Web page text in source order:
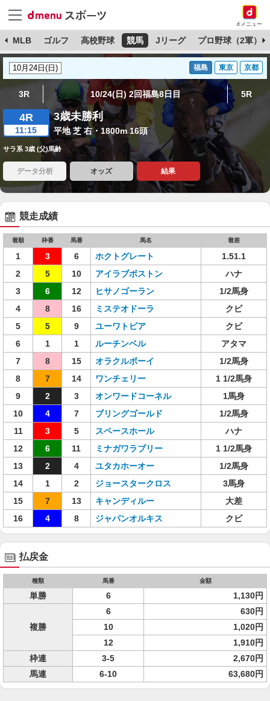
dメニュー
MLB ゴルフ 高校野球 競馬 Jリーグ プロ野球（2軍）
福島 東京 京都
3R 10/24(日) 2回福島8日目 5R
4R
11:15
3歳未勝利
平地 芝 右・1800m 16頭
サラ系 3歳 (父)馬齢
データ分析 オッズ 結果
競走成績
着順 枠番 馬番 馬名 着差
1 3 6 ホクトグレート
1.51.1
2
5 10 アイラブボストン
ハナ
3
6 12 ヒサノゴーラン
1/2馬身
4
8 16 ミステオドーラ
クビ
5
5 9 ユーワトピア
クビ
6
1 1 ルーチンベル
アタマ
7
8 15 オラクルボーイ
1/2馬身
8
7 14 ワンチェリー
1 1/2馬身
9
2 3 オンワードコーネル
1馬身
10
4 7 ブリングゴールド
1/2馬身
11
3 5 スペースホール
ハナ
12
6 11 ミナガワラブリー
1 1/2馬身
13
2 4 ユタカホーオー
1/2馬身
14
1 2 ジョースタークロス
3馬身
15
7 13 キャンディルー
大差
16
4 8 ジャパンオルキス クビ
払戻金
種類 馬番 金額
単勝 6 1,130円
複勝
6
630円
10
1,020円
12
1,910円
枠連
3-5
2,670円
馬連
6-10 63,680円